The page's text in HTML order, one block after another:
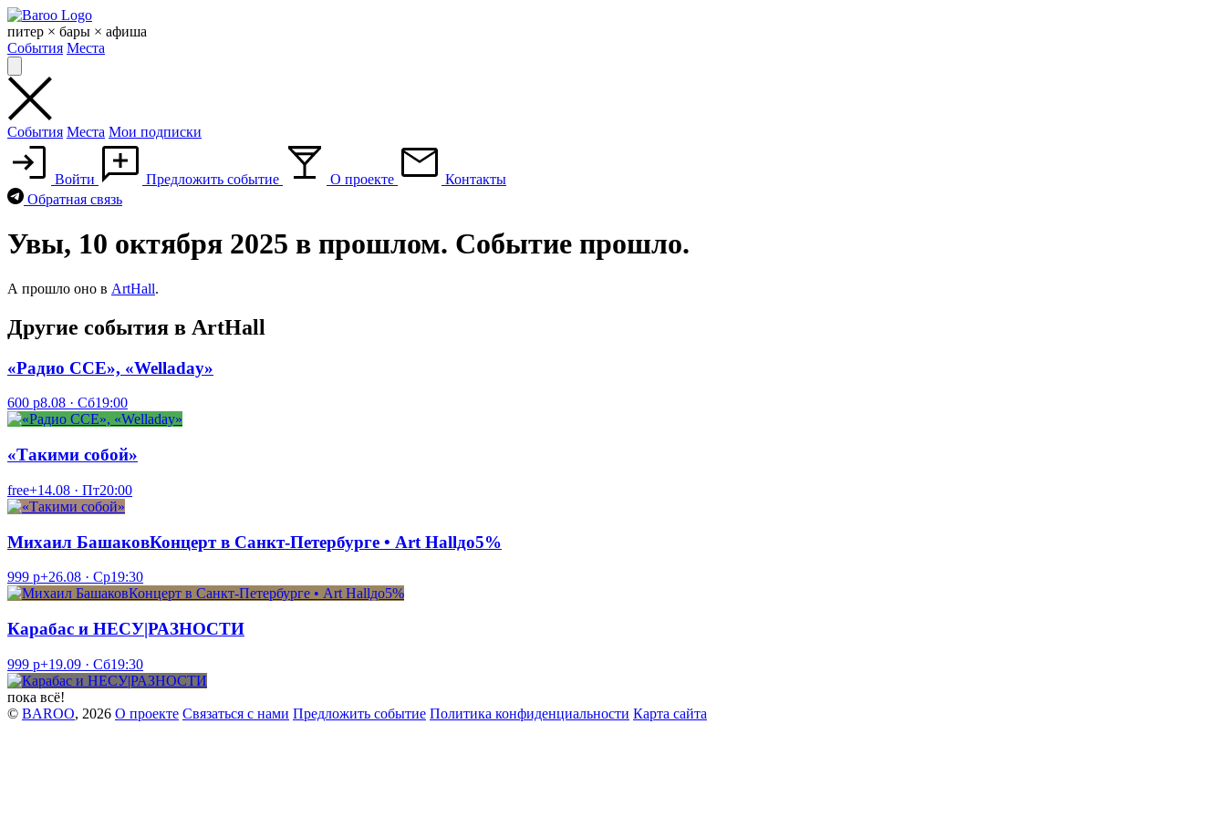
Skip
to
content
питер × бары × афиша
События Места
События Места Мои подписки
Войти Предложить событие О проекте
Контакты
Обратная связь
Увы, 10 октября 2025 в прошлом. Событие прошло.
А прошло оно в ArtHall.
Другие события в ArtHall
«Радио CCE», «Welladay»
600 р8.08 · Сб19:00
«Такими собой»
free+14.08 · Пт20:00
Михаил БашаковКонцерт в Санкт-Петербурге • Art Hallдо5%
999 р+26.08 · Ср19:30
Карабас и НЕСУ|РАЗНОСТИ
999 р+19.09 · Сб19:30
пока всё!
© BAROO, 2026 О проекте Связаться с нами Предложить событие Политика конфиденциальности Карта сайта